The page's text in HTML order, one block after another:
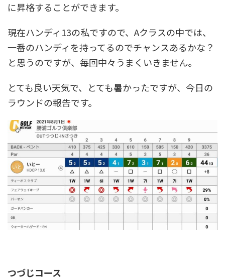
に昇格することができます。
現在ハンディ13の私ですので、Aクラスの中では、
一番のハンディを持ってるのでチャンスあるかな？
と思うのですが、毎回中々うまくいきません。
とても良い天気で、とても暑かったですが、今日の
ラウンドの報告です。
つづじコース